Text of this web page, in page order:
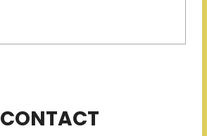
CONTACT